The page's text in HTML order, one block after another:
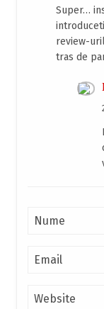
Super…
review-
tras de